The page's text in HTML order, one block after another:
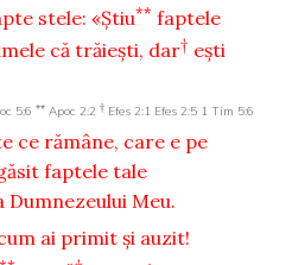
stele: «Ştiu** faptele
că trăieşti, dar† eşti
5:6 ** Apoc 2:2 † Efes 2:1 Efes 2:5 1 Tim 5:6
ce rămâne, care e pe
faptele tale
Meu.
ai primit şi auzit!